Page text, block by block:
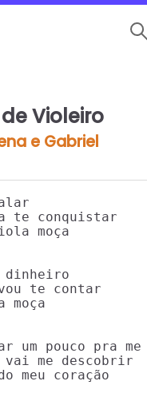
Violeiro
e Gabriel
te conquistar
moça
dinheiro
te contar
moça
um pouco pra
vai me descobrir
meu coração